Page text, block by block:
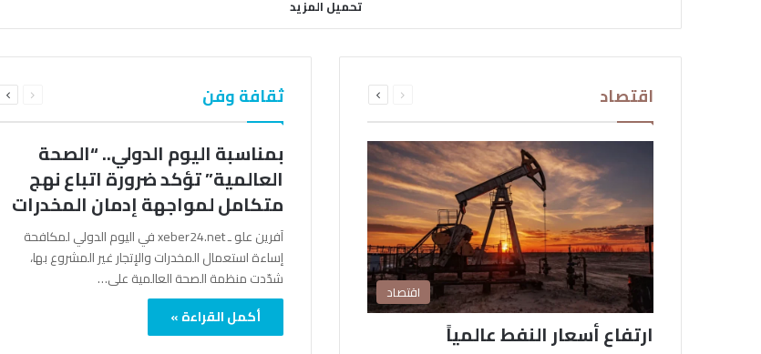
تحميل المزيد
اقتصاد الصفحةالصفحة
اقتصاد
ارتفاع أسعار النفط عالمياً
ثقافة وفن الصفحةالصفحة
بمناسبة اليوم الدولي.. “الصحة
العالمية” تؤكد ضرورة اتباع نهج
متكامل لمواجهة إدمان المخدرات
آفرين علو ـ xeber24.net في اليوم الدولي لمكافحة
إساءة استعمال المخدرات والإتجار غير المشروع بها،
شدّدت منظمة الصحة العالمية على…
أكمل القراءة »